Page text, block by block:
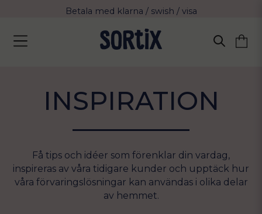
Fri frakt över 799 kr eller vid avhämtning
Leverans 2-4 arbetsdagar med Postnord
INSPIRATION
Få tips och idéer som förenklar din vardag,
inspireras av våra tidigare kunder och upptäck hur
våra förvaringslösningar kan användas i olika delar
av hemmet.